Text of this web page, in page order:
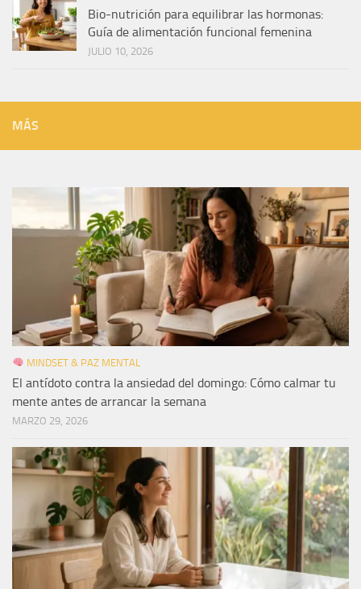
Bio-nutrición para equilibrar las hormonas:
Guía de alimentación funcional femenina
JULIO 10, 2026
MÁS
MINDSET & PAZ MENTAL
El antídoto contra la ansiedad del domingo: Cómo calmar tu
mente antes de arrancar la semana
MARZO 29, 2026